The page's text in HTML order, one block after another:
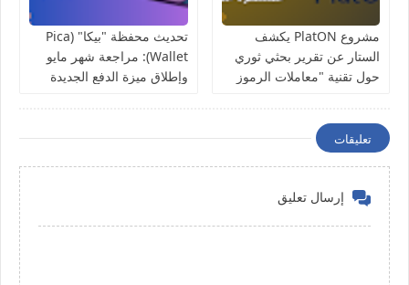
مشروع PlatON يكشف
الستار عن تقرير بحثي ثوري
حول تقنية "معاملات الرموز
تحديث محفظة "بيكا" (Pica
Wallet): مراجعة شهر مايو
وإطلاق ميزة الدفع الجديدة
تعليقات
إرسال تعليق